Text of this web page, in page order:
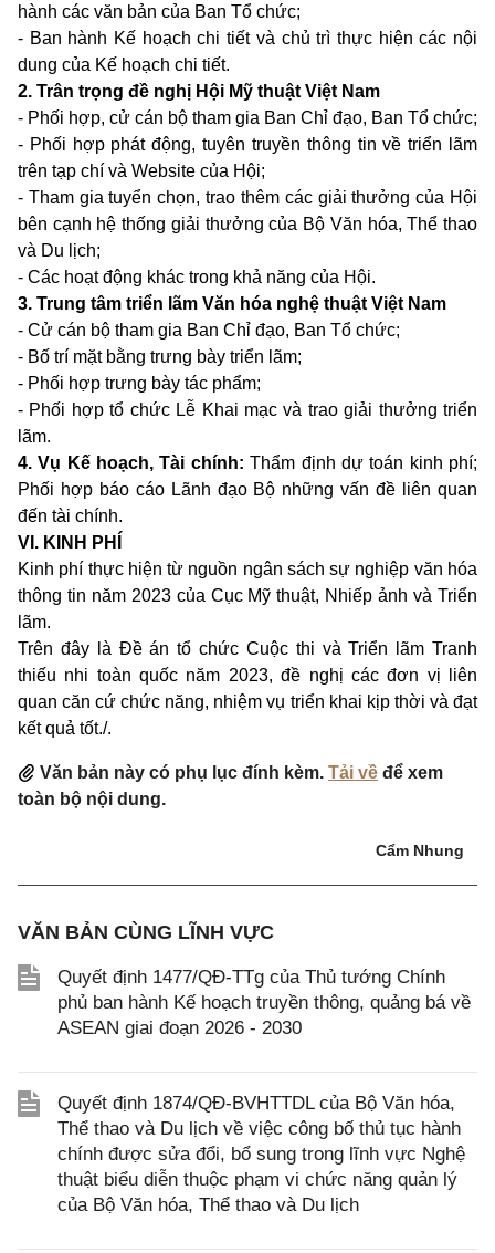
hành các văn bản của Ban Tổ chức;
- Ban hành Kế hoạch chi tiết và chủ trì thực hiện các nội
dung của Kế hoạch chi tiết.
2. Trân trọng đề nghị Hội Mỹ thuật Việt Nam
- Phối hợp, cử cán bộ tham gia Ban Chỉ đạo, Ban Tổ chức;
- Phối hợp phát động, tuyên truyền thông tin về triển lãm
trên tạp chí và Website của Hội;
- Tham gia tuyển chọn, trao thêm các giải thưởng của Hội
bên cạnh hệ thống giải thưởng của Bộ Văn hóa, Thể thao
và Du lịch;
- Các hoạt động khác trong khả năng của Hội.
3. Trung tâm triển lãm Văn hóa nghệ thuật Việt Nam
- Cử cán bộ tham gia Ban Chỉ đạo, Ban Tổ chức;
- Bố trí mặt bằng trưng bày triển lãm;
- Phối hợp trưng bày tác phẩm;
- Phối hợp tổ chức Lễ Khai mạc và trao giải thưởng triển
lãm.
4. Vụ Kế hoạch, Tài chính:Thẩm định dự toán kinh phí;
Phối hợp báo cáo Lãnh đạo Bộ những vấn đề liên quan
đến tài chính.
VI. KINH PHÍ
Kinh phí thực hiện từ nguồn ngân sách sự nghiệp văn hóa
thông tin năm 2023 của Cục Mỹ thuật, Nhiếp ảnh và Triển
lãm.
Trên đây là Đề án tổ chức Cuộc thi và Triển lãm Tranh
thiếu nhi toàn quốc năm 2023, đề nghị các đơn vị liên
quan căn cứ chức năng, nhiệm vụ triển khai kịp thời và đạt
kết quả tốt./.
Văn bản này có phụ lục đính kèm. Tải về để xem
toàn bộ nội dung.
Cẩm Nhung
VĂN BẢN CÙNG LĨNH VỰC
Quyết định 1477/QĐ-TTg của Thủ tướng Chính
phủ ban hành Kế hoạch truyền thông, quảng bá về
ASEAN giai đoạn 2026 - 2030
Quyết định 1874/QĐ-BVHTTDL của Bộ Văn hóa,
Thể thao và Du lịch về việc công bố thủ tục hành
chính được sửa đổi, bổ sung trong lĩnh vực Nghệ
thuật biểu diễn thuộc phạm vi chức năng quản lý
của Bộ Văn hóa, Thể thao và Du lịch